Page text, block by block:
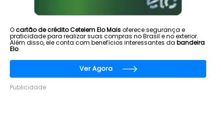
Ocartão de crédito Cetelem Elo Maisoferece segurança e
praticidade para realizar suas compras no Brasil e no exterior.
Além disso, ele conta com benefícios interessantes da bandeira
Elo.
Ver Agora
Publicidade